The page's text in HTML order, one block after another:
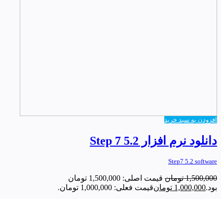
افزودن به سبد خرید
دانلود نرم افزار Step 7 5.2
Step7 5.2 software
1,500,000 تومان
قیمت اصلی: 1,500,000 تومان
بود.1,000,000 تومانقیمت فعلی: 1,000,000 تومان.